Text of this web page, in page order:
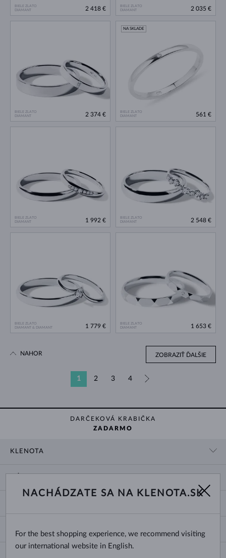
BIELE ZLATO
DIAMANT
2 418 €
BIELE ZLATO
DIAMANT
2 035 €
BIELE ZLATO
DIAMANT
2 374 €
BIELE ZLATO
DIAMANT
NA SKLADE
561 €
BIELE ZLATO
DIAMANT
1 992 €
BIELE ZLATO
DIAMANT
2 548 €
BIELE ZLATO
DIAMANT & DIAMANT
1 779 €
BIELE ZLATO
DIAMANT
1 653 €
ZOBRAZIŤ ĎALŠIE
1 2 3 4
NAHOR
DARČEKOVÁ KRABIČKA
ZADARMO
KLENOTA
O NÁS
DODANIE A PLATBA ZA TOVAR
VÝBER SVADOBNÝCH OBRÚČOK
CERTIFIKÁTY PRAVOSTI
TYPY A DĹŽKY RETIAZOK
DĹŽKY NÁRAMKOV
Slovensko
NACHÁDZATE SA NA KLENOTA.SK
For the best shopping experience, we recommend visiting
our international website in English.